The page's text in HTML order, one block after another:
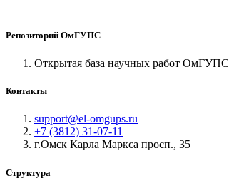
Репозиторий ОмГУПС
Открытая база научных работ ОмГУПС
Контакты
support@el-omgups.ru
+7 (3812) 31-07-11
г.Омск Карла Маркса просп., 35
Структура